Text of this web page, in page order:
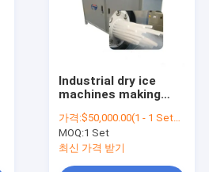
Industrial dry ice
machines making
machine CO2
pelletizer maker/dry
ice freezer machine
가격:$50,000.00(1 - 1 Sets) $11,000.00(>=2 Sets)
MOQ:1 Set
최신 가격 받기